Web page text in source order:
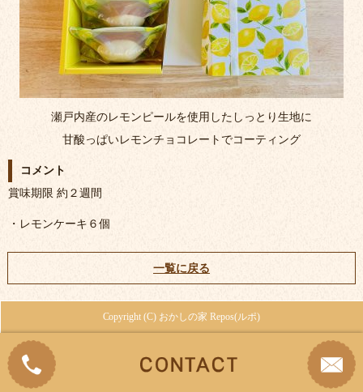
瀬戸内産のレモンピールを使用したしっとり生地に
甘酸っぱいレモンチョコレートでコーティング
コメント
賞味期限 約２週間
・レモンケーキ６個
一覧に戻る
Copyright (C) おかしの家 Repos(ルポ)